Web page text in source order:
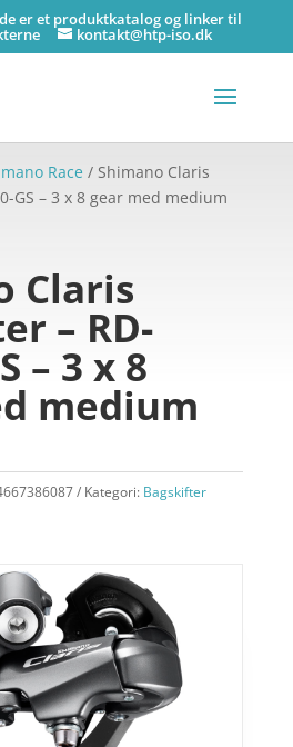
er et produktkatalog og linker til
kontakt@htp-iso.dk
Race / Shimano Claris
GS – 3 x 8 gear med medium
Claris
– RD-
– 3 x 8
medium
Kategori: Bagskifter